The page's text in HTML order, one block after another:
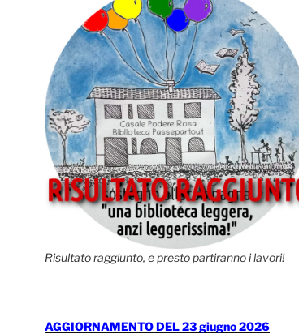
Risultato raggiunto, e presto partiranno i lavori!
AGGIORNAMENTO DEL 23 giugno 2026